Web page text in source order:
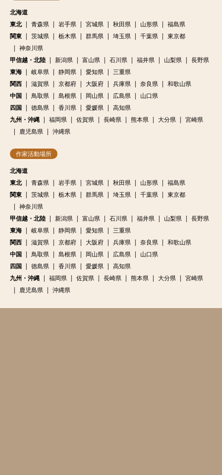
北海道
東北
青森県 岩手県 宮城県 秋田県 山形県
福島県
関東
茨城県 栃木県 群馬県 埼玉県 千葉県
東京都
神奈川県
甲信越・北陸
新潟県 富山県 石川県 福井県 山梨県
長野県
東海
岐阜県 静岡県 愛知県
三重県
関西
滋賀県 京都府 大阪府 兵庫県 奈良県
和歌山県
中国
鳥取県 島根県 岡山県 広島県
山口県
四国
徳島県 香川県 愛媛県
高知県
九州・沖縄
福岡県 佐賀県 長崎県 熊本県 大分県
宮崎県
鹿児島県
沖縄県
作家活動場所
北海道
東北
青森県 岩手県 宮城県 秋田県 山形県
福島県
関東
茨城県 栃木県 群馬県 埼玉県 千葉県
東京都
神奈川県
甲信越・北陸
新潟県 富山県 石川県 福井県 山梨県
長野県
東海
岐阜県 静岡県 愛知県
三重県
関西
滋賀県 京都府 大阪府 兵庫県 奈良県
和歌山県
中国
鳥取県 島根県 岡山県 広島県
山口県
四国
徳島県 香川県 愛媛県
高知県
九州・沖縄
福岡県 佐賀県 長崎県 熊本県 大分県
宮崎県
鹿児島県
沖縄県